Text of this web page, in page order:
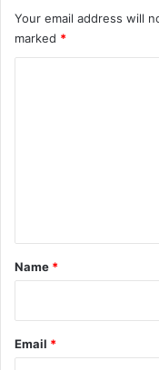
Your email address will
marked *
*
Name *
Email *